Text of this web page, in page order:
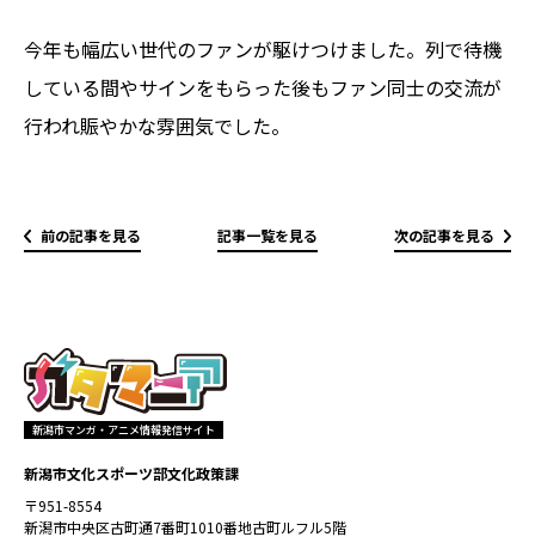
今年も幅広い世代のファンが駆けつけました。列で待機
している間やサインをもらった後もファン同士の交流が
行われ賑やかな雰囲気でした。
前の記事を見る 記事一覧を見る 次の記事を見る
新潟市マンガ・アニメ情報発信サイト
新潟市文化スポーツ部文化政策課
〒951-8554
新潟市中央区古町通7番町1010番地古町ルフル5階